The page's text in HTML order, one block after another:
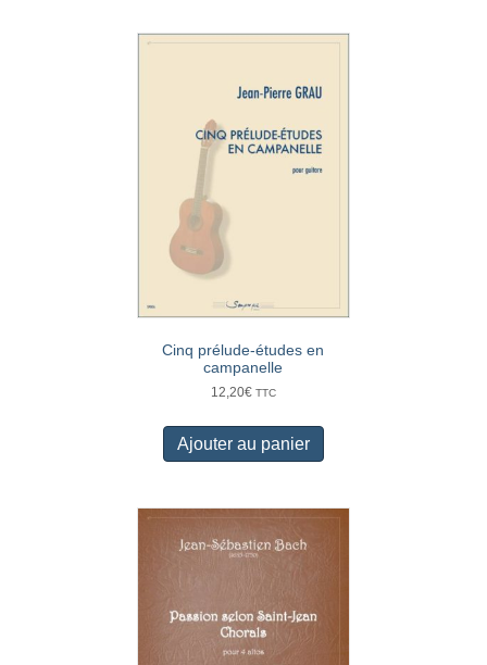
Cinq prélude-études en
campanelle
12,20€ TTC
Ajouter au panier